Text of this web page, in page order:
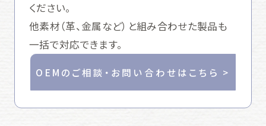
ください。
他素材（革、金属など）と組み合わせた製品も
一括で対応できます。
OEMのご相談・お問い合わせはこちら >